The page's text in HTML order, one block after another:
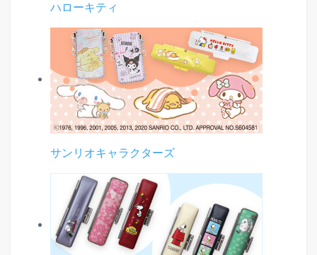
ハローキティ
サンリオキャラクターズ